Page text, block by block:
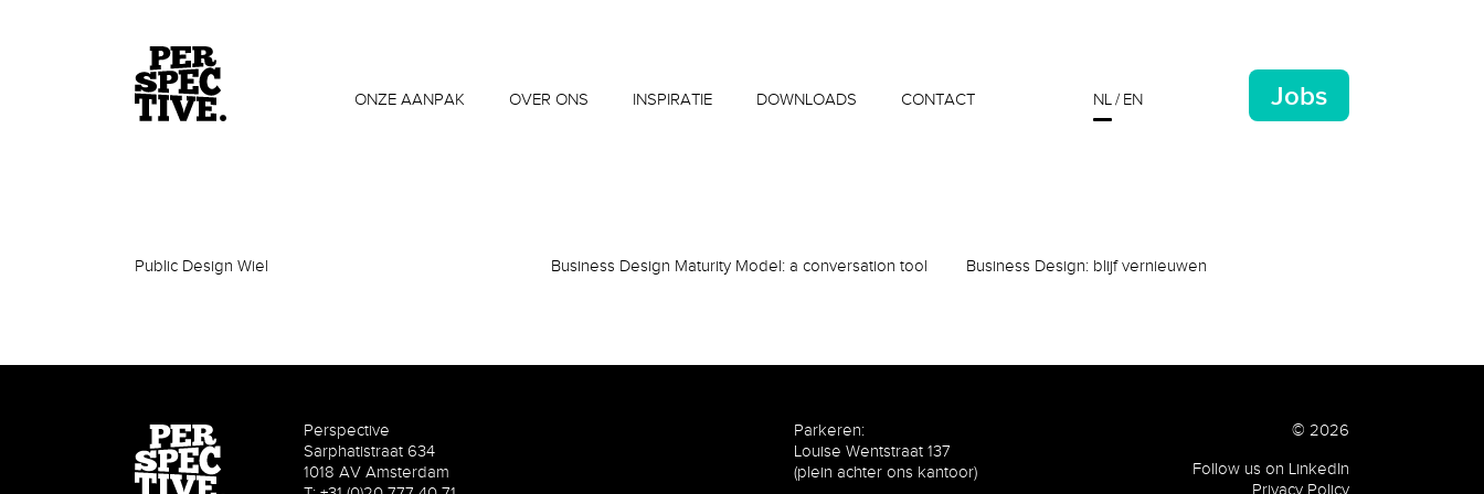
ONZE AANPAK OVER ONS INSPIRATIE DOWNLOADS CONTACT NL EN Jobs
Public Design Wiel Business Design Maturity Model: a conversation tool Business Design: blijf vernieuwen
© 2026
Perspective
Sarphatistraat 634
1018 AV Amsterdam
Parkeren:
Louise Wentstraat 137
(plein achter ons kantoor)
Follow us on LinkedIn
Privacy Policy